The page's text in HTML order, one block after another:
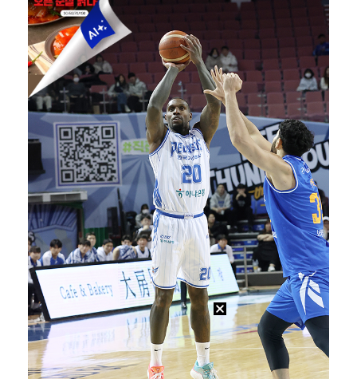
[ST포토] 문정민, 멀리 보낸다
[ST포토] 신다인, 방향이 좋다
[ST포토] 장은수, 3라운드 기대하세요